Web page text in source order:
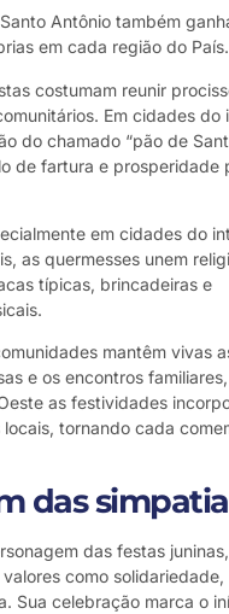
Antônio também
em cada região do País.
costumam reunir
Em cidades do
do chamado “pão de
de fartura e prosperidade
em cidades do
as quermesses unem
típicas, brincadeiras e
mantêm vivas
e os encontros
as festividades
tornando cada
das
das festas
como solidariedade,
Sua celebração marca o